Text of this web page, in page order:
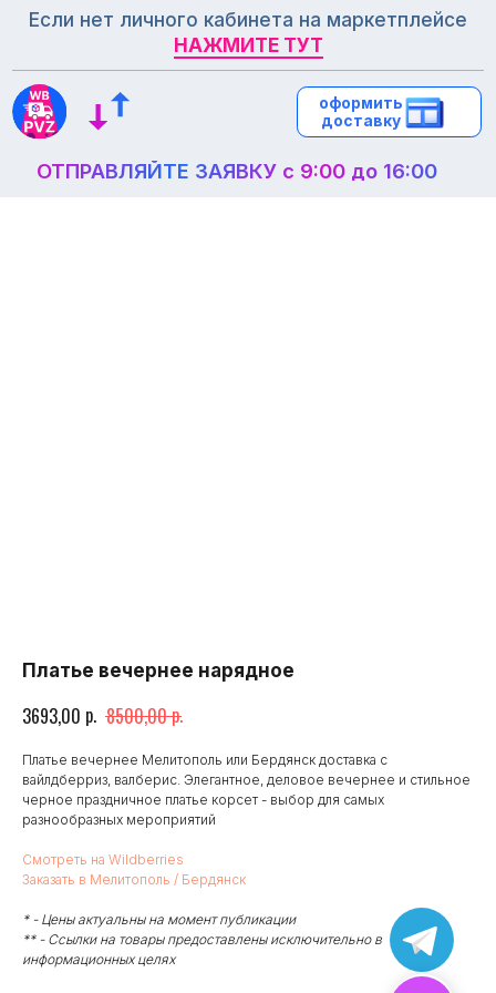
Если нет личного кабинета на маркетплейсе
НАЖМИТЕ ТУТ
оформить
доставку
НАЖМИТЕ ТУТ
оформить
доставку
Платье вечернее нарядное
3693,00 р. 8500,00р.
Платье вечернее Мелитополь или Бердянск доставка с
вайлдберриз, валберис. Элегантное, деловое вечернее и стильное
черное праздничное платье корсет - выбор для самых
разнообразных мероприятий
Смотреть на Wildberries
Заказать в Мелитополь / Бердянск
* - Цены актуальны на момент публикации
** - Ссылки на товары предоставлены исключительно в
информационных целях